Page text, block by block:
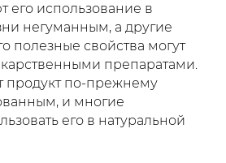
его использование в
негуманным, а другие
полезные свойства могут
препаратами.
продукт по-прежнему
и многие
его в натуральной